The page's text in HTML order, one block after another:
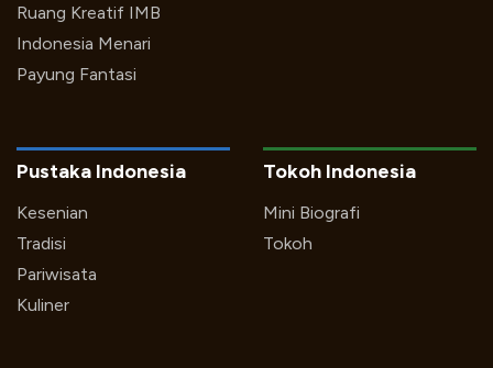
Ruang Kreatif IMB
Indonesia Menari
Payung Fantasi
Pustaka Indonesia
Kesenian
Tradisi
Pariwisata
Kuliner
Tokoh Indonesia
Mini Biografi
Tokoh